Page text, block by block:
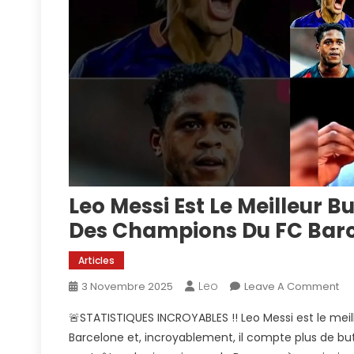
Leo Messi Est Le Meilleur
Des Champions Du FC
Articles
3 Novembre 2025 Leo Leave A CommentOn
Est
🚨STATISTIQUES INCROYABLES !! Leo Messi est
Barcelone et, incroyablement, il compte plus de